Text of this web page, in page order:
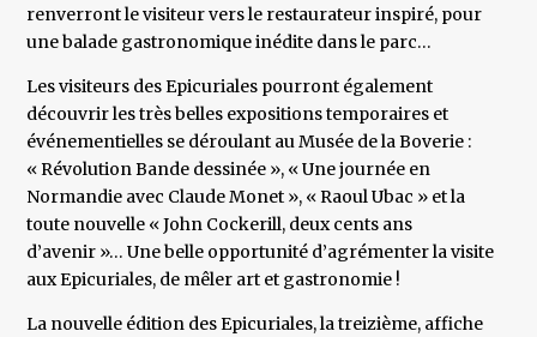
renverront le visiteur vers le restaurateur inspiré, pour
une balade gastronomique inédite dans le parc…
Les visiteurs des Epicuriales pourront également
découvrir les très belles expositions temporaires et
événementielles se déroulant au Musée de la Boverie :
« Révolution Bande dessinée », « Une journée en
Normandie avec Claude Monet », « Raoul Ubac » et la
toute nouvelle « John Cockerill, deux cents ans
d’avenir »… Une belle opportunité d’agrémenter la visite
aux Epicuriales, de mêler art et gastronomie !
La nouvelle édition des Epicuriales, la treizième, affiche